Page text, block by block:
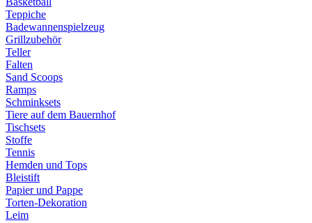
Teppiche
Badewannenspielzeug
Grillzubehör
Teller
Falten
Sand Scoops
Ramps
Schminksets
Tiere auf dem Bauernhof
Tischsets
Stoffe
Tennis
Hemden und Tops
Bleistift
Papier und Pappe
Torten-Dekoration
Leim